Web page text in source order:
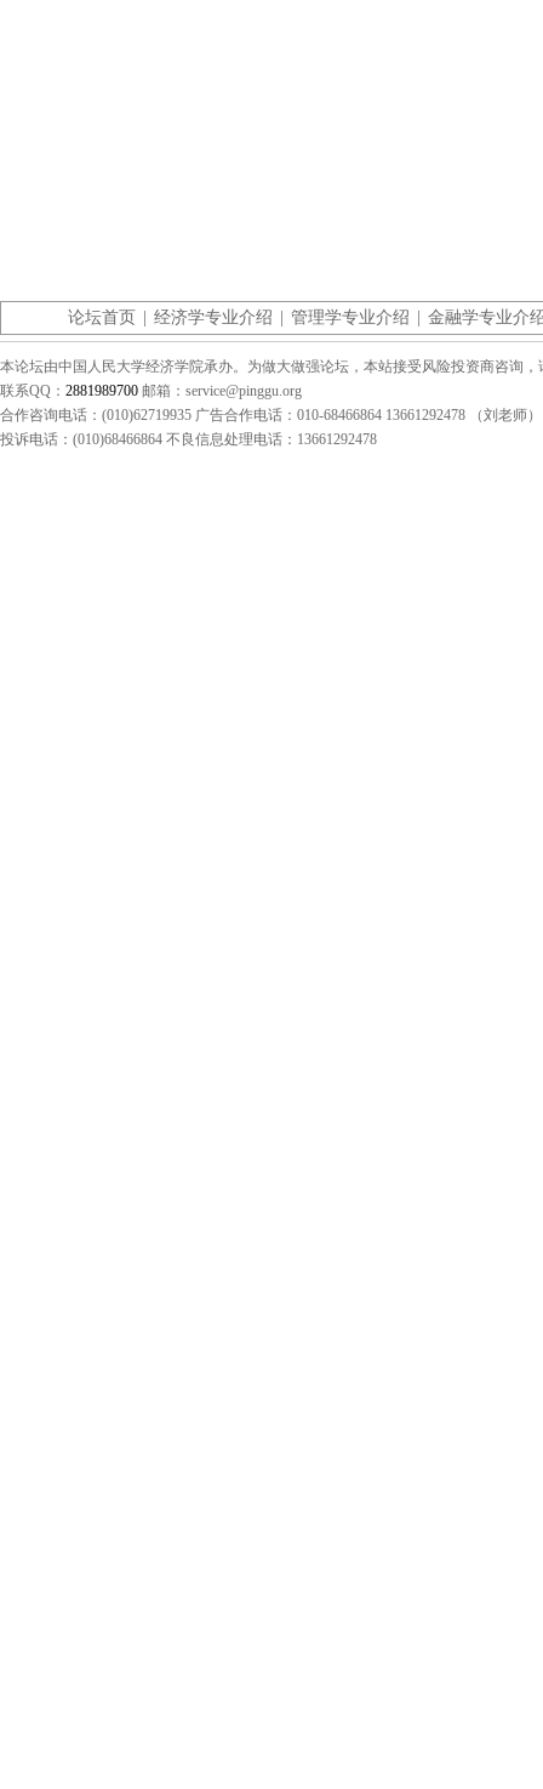
论坛首页 经济学专业介绍 管理学专业介绍 金融学专业介
本论坛由中国人民大学经济学院承办。为做大做强论坛，本站接受风险投资商咨询，
联系QQ： 2881989700 邮箱：service@pinggu.org
合作咨询电话：(010)62719935 广告合作电话：010-68466864 13661292478 （刘老师）
投诉电话：(010)68466864 不良信息处理电话：13661292478